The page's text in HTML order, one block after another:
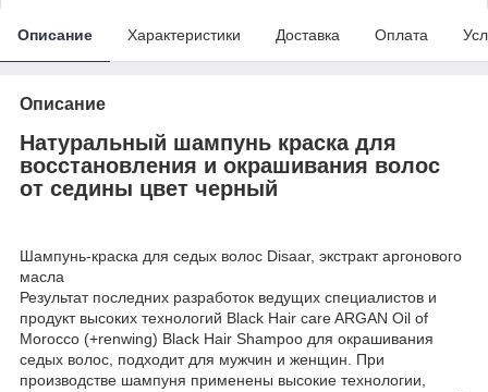
Описание Характеристики Доставка Оплата
Описание
Натуральный шампунь краска для
восстановления и окрашивания волос
от седины цвет черный
Шампунь-краска для седых волос Disaar, экстракт аргонового
масла
Результат последних разработок ведущих специалистов и
продукт высоких технологий Black Hair care ARGAN Oil of
Morocco (+renwing) Black Hair Shampoo для окрашивания
седых волос, подходит для мужчин и женщин. При
производстве шампуня применены высокие технологии,